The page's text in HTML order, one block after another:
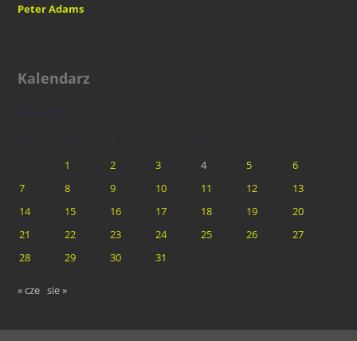
Peter Adams
Kalendarz
lipiec 2025
P W Ś C P S
N
1
2 3 4 5
6
7
8 9 10 11 12
13
14
15 16 17 18 19
20
21
22 23 24 25 26
27
28
29 30 31
« cze sie »